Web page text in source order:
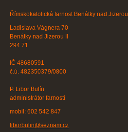
Římskokatolická farnost Benátky nad Jizerou
Ladislava Vágnera 70
Benátky nad Jizerou II
294 71
IČ 48680591
č.ú. 482350379/0800
P. Libor Bulín
administrátor farnosti
mobil: 602 542 847
liborbulin@seznam.cz